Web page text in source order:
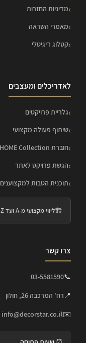
מדיניות החזרות
מאמרי השראה
קטלוג דיגיטלי
לאדריכלים ומעצבים
גלריית פרויקטים
שיתוף פעולה מקצועי
חוברת HOME Collection
הגשת פרויקט לאתר
תוכנית הטבות למקצוענים
🏗️ליווי מקצועי מ-A ועד Z
צרו קשר
📞
03-5581590
📍רח' המרכבה 26, חולון
✉️
info@decorstar.co.il